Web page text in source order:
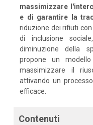
massimizzare
e di garantire la
riduzione dei rifiuti
di inclusione
diminuzione della
propone un
massimizzare il
attivando un
efficace.
Contenuti